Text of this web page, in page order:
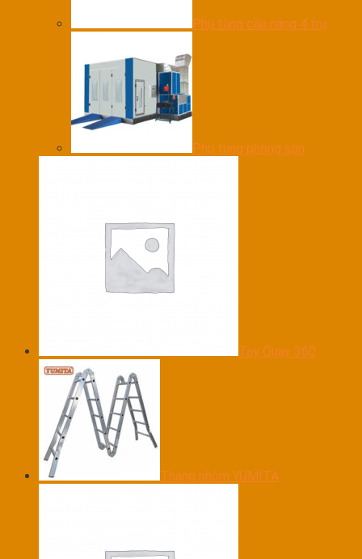
Phụ tùng cầu nâng 4 trụ
Phụ tùng phòng sơn
Tay Quay 360
Thang nhôm YUMITA